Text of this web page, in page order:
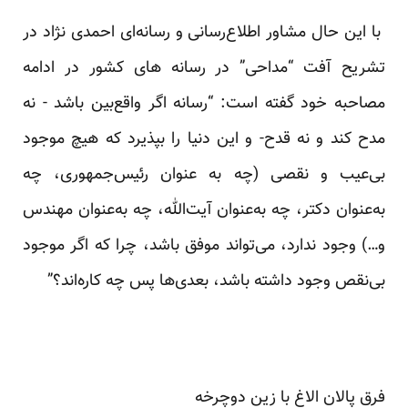
با این حال مشاور اطلاع‌رسانی و رسانه‌ای احمدی نژاد در
تشریح آفت “مداحی” در رسانه های کشور در ادامه
مصاحبه خود گفته است: “رسانه اگر واقع‌بین باشد - نه
مدح کند و نه قدح- و این دنیا را بپذیرد که هیچ موجود
بی‌عیب و نقصی (چه به عنوان رئیس‌جمهوری، چه
به‌عنوان دکتر، چه به‌عنوان آیت‌الله، چه به‌عنوان مهندس
و…) وجود ندارد، می‌تواند موفق باشد، چرا که اگر موجود
بی‌نقص وجود داشته باشد، بعدی‌ها پس چه کاره‌اند؟”
فرق پالان الاغ با زین دوچرخه